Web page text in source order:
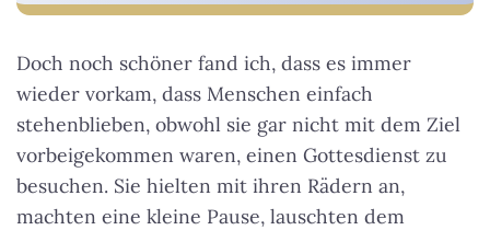
Doch noch schöner fand ich, dass es immer
wieder vorkam, dass Menschen einfach
stehenblieben, obwohl sie gar nicht mit dem Ziel
vorbeigekommen waren, einen Gottesdienst zu
besuchen. Sie hielten mit ihren Rädern an,
machten eine kleine Pause, lauschten dem